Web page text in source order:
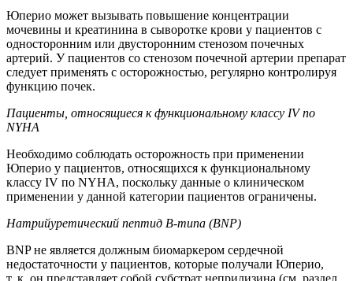
Юперио может вызывать повышение концентрации
мочевины и креатинина в сыворотке крови у пациентов с
односторонним или двусторонним стенозом почечных
артерий. У пациентов со стенозом почечной артерии препарат
следует применять с осторожностью, регулярно контролируя
функцию почек.
Пациенты, относящиеся к функциональному классу IVпо
NYHA
Необходимо соблюдать осторожность при применении
Юперио у пациентов, относящихся к функциональному
классу IV по NYHA, поскольку данные о клиническом
применении у данной категории пациентов ограничены.
Натрийуретический пептид В-типа (BNP)
BNP не является должным биомаркером сердечной
недостаточности у пациентов, которые получали Юперио,
т. к. он представляет собой субстрат неприлизина (см. раздел